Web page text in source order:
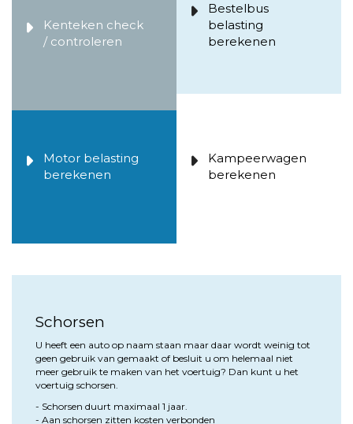
Kenteken check
/ controleren
Bestelbus
belasting
berekenen
Motor belasting
berekenen
Kampeerwagen
berekenen
Schorsen
U heeft een auto op naam staan maar daar wordt weinig tot
geen gebruik van gemaakt of besluit u om helemaal niet
meer gebruik te maken van het voertuig? Dan kunt u het
voertuig schorsen.
- Schorsen duurt maximaal 1 jaar.
- Aan schorsen zitten kosten verbonden